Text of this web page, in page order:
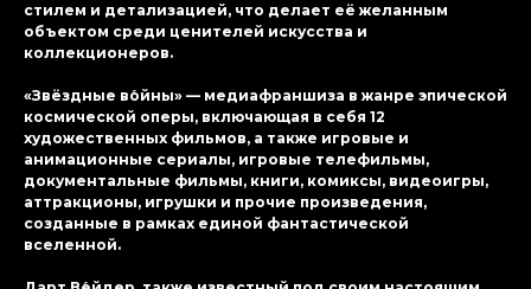
стилем и детализацией, что делает её желанным
объектом среди ценителей искусства и
коллекционеров.
«Звёздные во́йны» — медиафраншиза в жанре эпической
космической оперы, включающая в себя 12
художественных фильмов, а также игровые и
анимационные сериалы, игровые телефильмы,
документальные фильмы, книги, комиксы, видеоигры,
аттракционы, игрушки и прочие произведения,
созданные в рамках единой фантастической
вселенной.